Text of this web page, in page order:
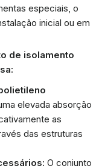
especiais, o
inicial ou em
de isolamento
elevada absorção
as
das estruturas
O conjunto